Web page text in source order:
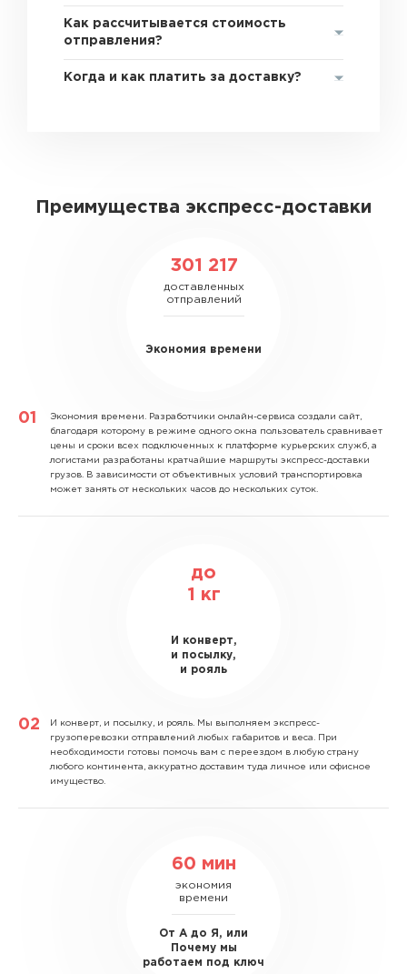
Как рассчитывается стоимость
отправления?
Когда и как платить за доставку?
Преимущества экспресс-доставки
301 217
доставленных
отправлений
Экономия времени
Экономия времени. Разработчики онлайн-сервиса создали сайт,
благодаря которому в режиме одного окна пользователь сравнивает
цены и сроки всех подключенных к платформе курьерских служб, а
логистами разработаны кратчайшие маршруты экспресс-доставки
грузов. В зависимости от объективных условий транспортировка
может занять от нескольких часов до нескольких суток.
до
1
кг
И конверт,
и посылку,
и рояль
И конверт, и посылку, и рояль. Мы выполняем экспресс-
грузоперевозки отправлений любых габаритов и веса. При
необходимости готовы помочь вам с переездом в любую страну
любого континента, аккуратно доставим туда личное или офисное
имущество.
60 мин
экономия
времени
От А до Я, или
Почему мы
работаем под ключ